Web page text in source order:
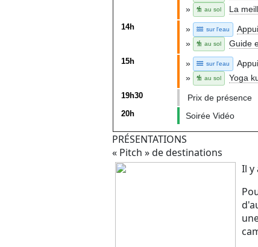
»
au sol La
14h » sur l'eau
»
au sol Guide
15h » sur l'eau
»
au sol Yoga
19h30 Prix de présence
20h Soirée Vidéo
PRÉSENTATIONS
« Pitch » de destinations
Il y